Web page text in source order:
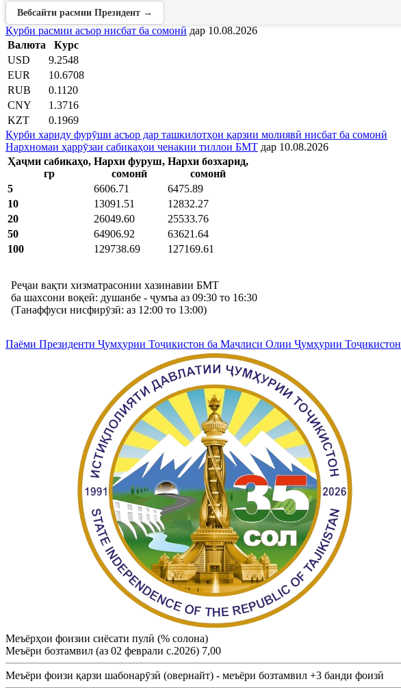
Вебсайти расмии Президент →
Қурби расмии асъор нисбат ба сомонӣ дар 10.08.2026
Валюта
Курс
USD
9.2548
EUR
10.6708
RUB
0.1120
CNY
1.3716
KZT
0.1969
Қурби хариду фурӯши асъор дар ташкилотҳои қарзии молиявӣ нисбат ба сомонӣ
Нархномаи ҳаррӯзаи сабикаҳои ченакии тиллои БМТ дар 10.08.2026
Ҳаҷми сабикаҳо,
гр
Нархи фуруш,
сомонӣ
Нархи бозхарид,
сомонӣ
5
6606.71
6475.89
10
13091.51
12832.27
20
26049.60
25533.76
50
64906.92
63621.64
100
129738.69 127169.61
Реҷаи вақти хизматрасонии хазинавии БМТ
ба шахсони воқеӣ: душанбе - ҷумъа аз 09:30 то 16:30
(Танаффуси нисфирӯзӣ: аз 12:00 то 13:00)
Паёми Президенти Ҷумҳурии Тоҷикистон ба Маҷлиси Олии Ҷумҳурии Тоҷикистон
Меъёрҳои фоизии сиёсати пулӣ (% солона)
Меъёри бозтамвил (аз 02 феврали с.2026) 7,00
Меъёри фоизи қарзи шабонарӯзӣ (овернайт) - меъёри бозтамвил +3 банди фоизӣ